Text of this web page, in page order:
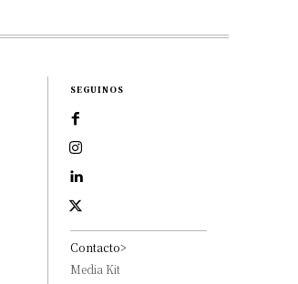
SEGUINOS
Contacto>
Media Kit